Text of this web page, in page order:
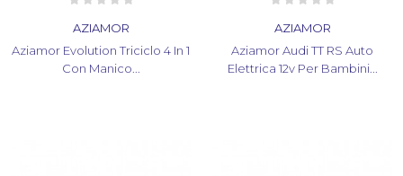
AZIAMOR
Aziamor Evolution Triciclo 4 In 1
Con Manico...
AZIAMOR
Aziamor Audi TT RS Auto
Elettrica 12v Per Bambini...